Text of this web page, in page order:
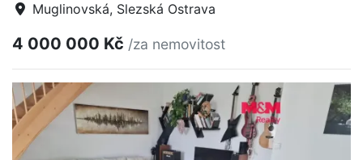
Muglinovská, Slezská Ostrava
4 000 000 Kč /za nemovitost